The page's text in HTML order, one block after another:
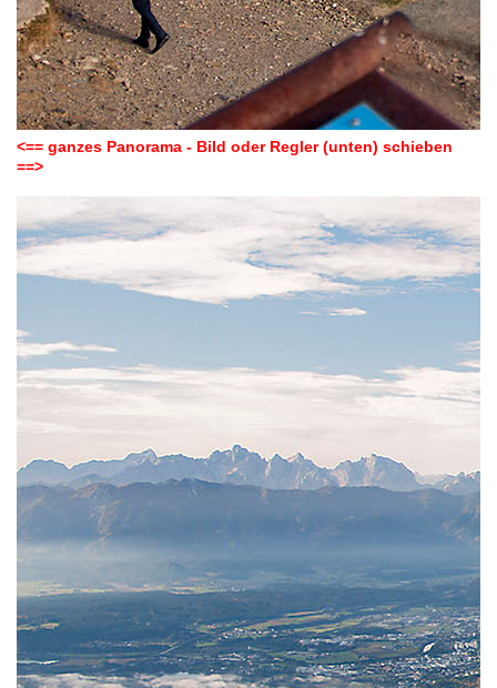
<== ganzes Panorama - Bild oder Regler (unten) schieben
==>